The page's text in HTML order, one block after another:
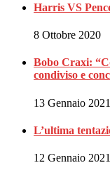
Harris VS
8 Ottobre 2020
Bobo Craxi:
condiviso e
13 Gennaio 2021
L’ultima
12 Gennaio 2021